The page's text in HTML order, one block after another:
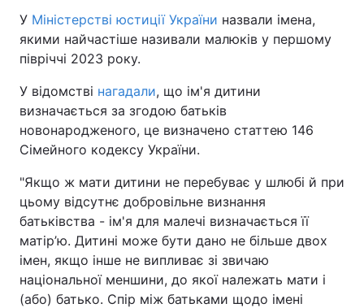
У Міністерстві юстиції України назвали імена,
якими найчастіше називали малюків у першому
півріччі 2023 року.
У відомстві нагадали, що ім'я дитини
визначається за згодою батьків
новонародженого, це визначено статтею 146
Сімейного кодексу України.
"Якщо ж мати дитини не перебуває у шлюбі й при
цьому відсутнє добровільне визнання
батьківства - ім'я для малечі визначається її
матір’ю. Дитині може бути дано не більше двох
імен, якщо інше не випливає зі звичаю
національної меншини, до якої належать мати і
(або) батько. Спір між батьками щодо імені